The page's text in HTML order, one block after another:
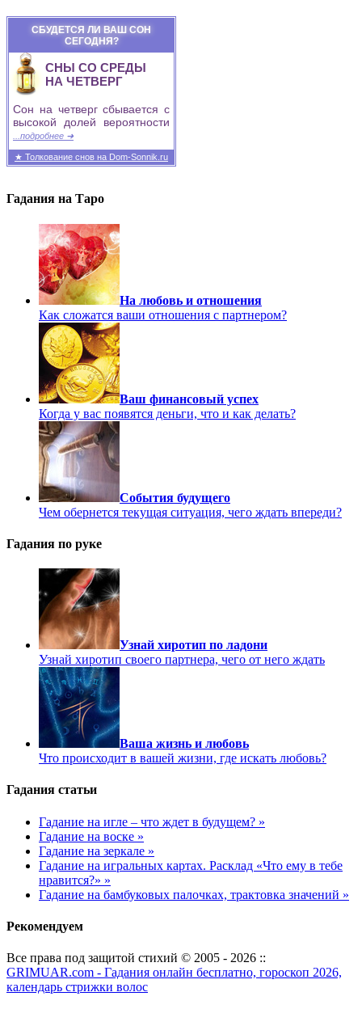
СБУДЕТСЯ ЛИ ВАШ СОН
СЕГОДНЯ?
СНЫ СО СРЕДЫ
НА ЧЕТВЕРГ
Сон на четверг сбывается с
высокой долей вероятности
...подробнее ➜
★ Толкование снов на Dom-Sonnik.ru
Гадания на Таро
На любовь и отношения
Как сложатся ваши отношения с партнером?
Ваш финансовый успех
Когда у вас появятся деньги, что и как делать?
События будущего
Чем обернется текущая ситуация, чего ждать впереди?
Гадания по руке
Узнай хиротип по ладони
Узнай хиротип своего партнера, чего от него ждать
Ваша жизнь и любовь
Что происходит в вашей жизни, где искать любовь?
Гадания статьи
Гадание на игле – что ждет в будущем? »
Гадание на воске »
Гадание на зеркале »
Гадание на игральных картах. Расклад «Что ему в тебе
нравится?» »
Гадание на бамбуковых палочках, трактовка значений »
Рекомендуем
Все права под защитой стихий © 2005 - 2026 ::
GRIMUAR.com - Гадания онлайн бесплатно, гороскоп 2026,
календарь стрижки волос